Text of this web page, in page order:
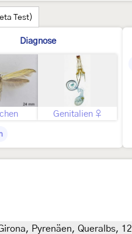
Test)
Diagnose
Genitalien ♀
Pyrenäen, Queralbs,